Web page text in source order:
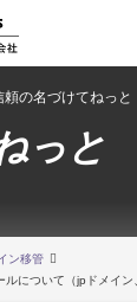
の名づけてねっと
っと
ン移管
について（jpドメイン